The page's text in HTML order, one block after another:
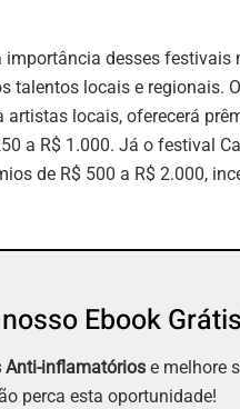
importância desses festivais
talentos locais e regionais.
artistas locais, oferecerá
a R$ 1.000. Já o festival
de R$ 500 a R$ 2.000,
Ebook
Anti-inflamatórios e melhore
perca esta oportunidade!